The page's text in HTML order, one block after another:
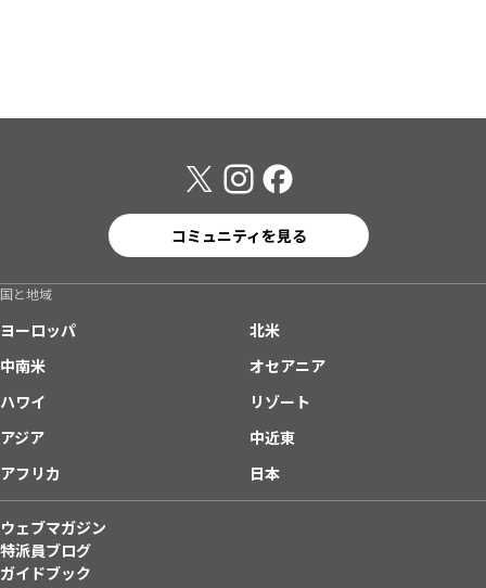
コミュニティを見る
国と地域
ヨーロッパ
北米
中南米
オセアニア
ハワイ
リゾート
アジア
中近東
アフリカ
日本
ウェブマガジン
特派員ブログ
ガイドブック